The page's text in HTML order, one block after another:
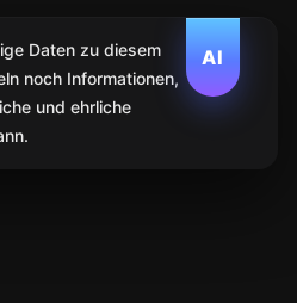
AI
Daten zu diesem
noch Informationen,
und ehrliche